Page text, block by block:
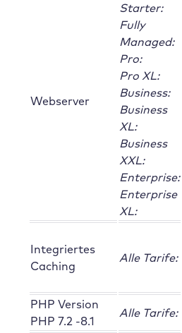
Webserver
Starter:
Fully
Managed:
Pro:
Pro XL:
Business:
Business
XL:
Business
XXL:
Enterprise:
Enterprise
XL:
Integriertes
Caching
Alle Tarife:
PHP Version
PHP 7.2 -8.1
Alle Tarife: